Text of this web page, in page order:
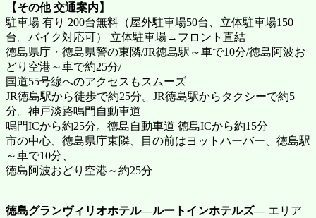
【その他 交通案内】
駐車場 有り 200台無料（屋外駐車場50台、立体駐車場150
台。バイク対応可） 立体駐車場→フロント直結
徳島県庁・徳島県警の東隣/JR徳島駅～車で10分/徳島阿波お
どり空港～車で約25分/
国道55号線へのアクセスもスムーズ
JR徳島駅から徒歩で約25分。JR徳島駅からタクシーで約5
分。神戸淡路鳴門自動車道
鳴門ICから約25分。徳島自動車道 徳島ICから約15分
市の中心、徳島県庁東隣、目の前はヨットハーバー、徳島駅
～車で10分、
徳島阿波おどり空港～約25分
徳島グランヴィリオホテル―ルートインホテルズ―エリア